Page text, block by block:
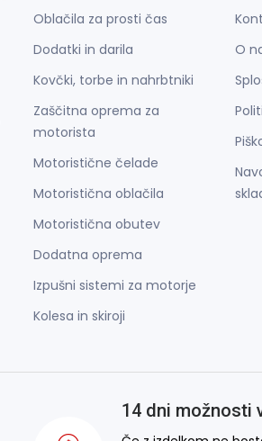
Oblačila za prosti čas
Dodatki in darila
Kovčki, torbe in nahrbtniki
Zaščitna oprema za
motorista
Motoristične čelade
Motoristična oblačila
Motoristična obutev
Dodatna oprema
Izpušni sistemi za motorje
Kolesa in skiroji
O
14 dni možnosti